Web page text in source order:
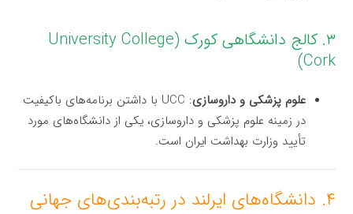
۳. کالج دانشگاهی کورک (University College
Cork)
علوم پزشکی و داروسازی
: UCC با داشتن برنامه‌های باکیفیت
در زمینه علوم پزشکی و داروسازی، یکی از دانشگاه‌های مورد
تأیید وزارت بهداشت ایران است.
۴. دانشگاه‌های ایرلند در رتبه‌بندی‌های جهانی